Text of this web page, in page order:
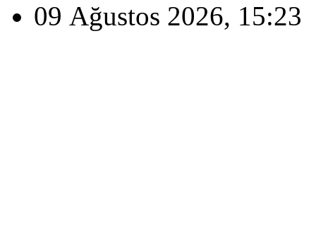
09 Ağustos 2026, 15:23